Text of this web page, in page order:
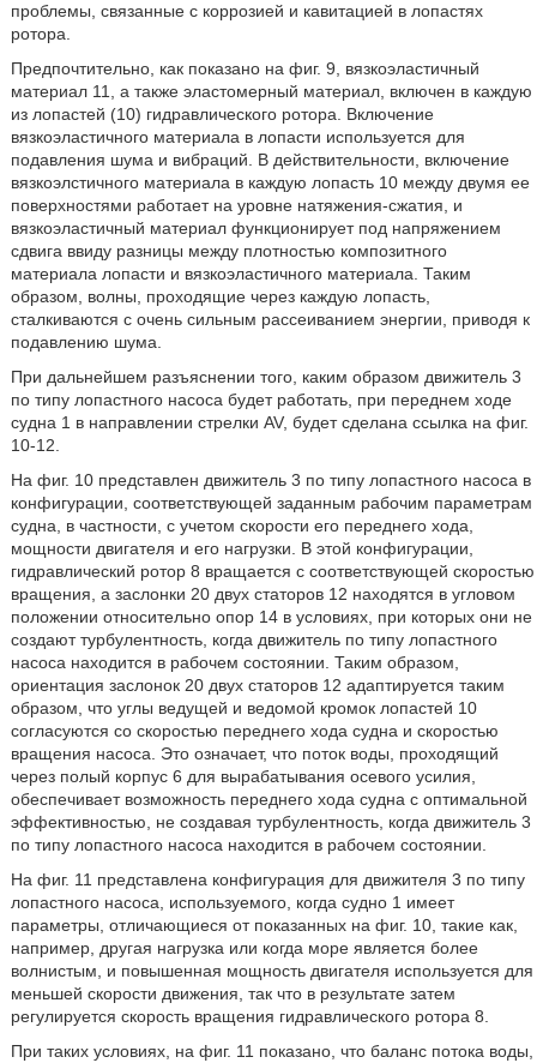
проблемы, связанные с коррозией и кавитацией в лопастях
ротора.
Предпочтительно, как показано на фиг. 9, вязкоэластичный
материал 11, а также эластомерный материал, включен в каждую
из лопастей (10) гидравлического ротора. Включение
вязкоэластичного материала в лопасти используется для
подавления шума и вибраций. В действительности, включение
вязкоэлстичного материала в каждую лопасть 10 между двумя ее
поверхностями работает на уровне натяжения-сжатия, и
вязкоэластичный материал функционирует под напряжением
сдвига ввиду разницы между плотностью композитного
материала лопасти и вязкоэластичного материала. Таким
образом, волны, проходящие через каждую лопасть,
сталкиваются с очень сильным рассеиванием энергии, приводя к
подавлению шума.
При дальнейшем разъяснении того, каким образом движитель 3
по типу лопастного насоса будет работать, при переднем ходе
судна 1 в направлении стрелки AV, будет сделана ссылка на фиг.
10-12.
На фиг. 10 представлен движитель 3 по типу лопастного насоса в
конфигурации, соответствующей заданным рабочим параметрам
судна, в частности, с учетом скорости его переднего хода,
мощности двигателя и его нагрузки. В этой конфигурации,
гидравлический ротор 8 вращается с соответствующей скоростью
вращения, а заслонки 20 двух статоров 12 находятся в угловом
положении относительно опор 14 в условиях, при которых они не
создают турбулентность, когда движитель по типу лопастного
насоса находится в рабочем состоянии. Таким образом,
ориентация заслонок 20 двух статоров 12 адаптируется таким
образом, что углы ведущей и ведомой кромок лопастей 10
согласуются со скоростью переднего хода судна и скоростью
вращения насоса. Это означает, что поток воды, проходящий
через полый корпус 6 для вырабатывания осевого усилия,
обеспечивает возможность переднего хода судна с оптимальной
эффективностью, не создавая турбулентность, когда движитель 3
по типу лопастного насоса находится в рабочем состоянии.
На фиг. 11 представлена конфигурация для движителя 3 по типу
лопастного насоса, используемого, когда судно 1 имеет
параметры, отличающиеся от показанных на фиг. 10, такие как,
например, другая нагрузка или когда море является более
волнистым, и повышенная мощность двигателя используется для
меньшей скорости движения, так что в результате затем
регулируется скорость вращения гидравлического ротора 8.
При таких условиях, на фиг. 11 показано, что баланс потока воды,